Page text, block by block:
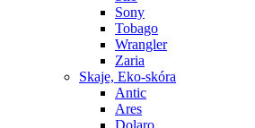
Sony
Tobago
Wrangler
Zaria
Skaje, Eko-skóra
Antic
Ares
Dolaro